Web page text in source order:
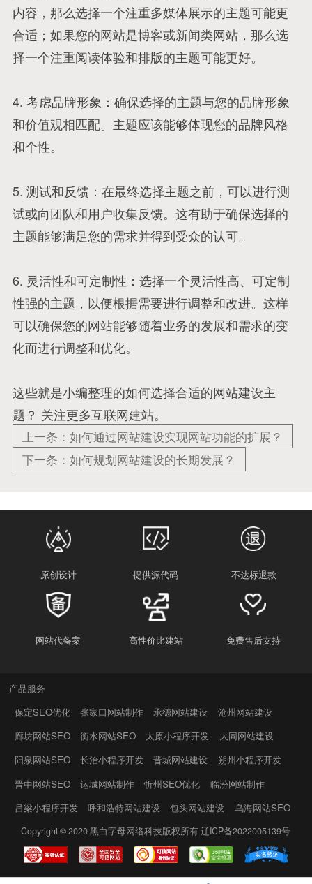
内容，那么选择一个注重多媒体展示的主题可能更
合适；如果您的网站是博客或新闻类网站，那么选
择一个注重阅读体验和排版的主题可能更好。
4. 考虑品牌形象：确保选择的主题与您的品牌形象
和价值观相匹配。主题应该能够体现您的品牌风格
和个性。
5. 测试和反馈：在最终选择主题之前，可以进行测
试或向团队和用户收集反馈。这有助于确保选择的
主题能够满足您的需求并得到受众的认可。
6. 灵活性和可定制性：选择一个灵活性高、可定制
性强的主题，以便根据需要进行调整和改进。这样
可以确保您的网站能够随着业务的发展和需求的变
化而进行调整和优化。
这些就是小编整理的如何选择合适的网站建设主
题？ 关注更多互联网建站。
上一条：如何通过网站建设实现网站功能的扩展？
下一条：如何规划网站建设的长期发展？
原创设计 提供源代码 不达标退款
网站代备案 高性价比建站 免费售后支持
产品服务
保定SEO优化
张家口网站制作 承德网站建设
沧州网站建设
廊坊网站SEO
衡水网站SEO 太原小程序开发
大同网站建设
阳泉网站SEO
长治小程序开发 晋城网站建设
朔州小程序开发
晋中网站SEO
运城网站制作 忻州SEO优化
临汾网站制作
吕梁小程序开发
呼和浩特网站建设 包头网站建设 乌海网站SEO
Copyright © 2020黑白字母网络科技版权所有辽ICP备2022005139号